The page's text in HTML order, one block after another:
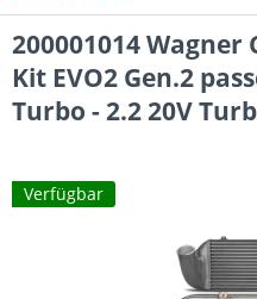
200001014
Kit EVO2 Gen.2
Turbo - 2.2 20V
Verfügbar